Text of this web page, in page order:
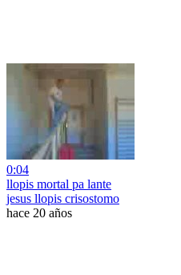
0:04
llopis mortal pa lante
jesus llopis crisostomo
hace 20 años